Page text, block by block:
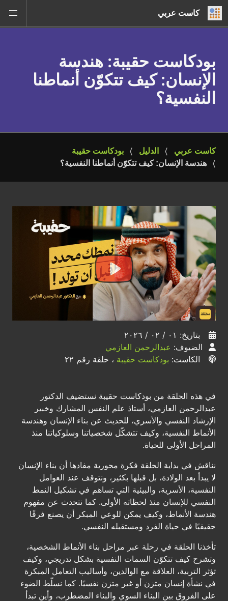
كاست عربي
بودكاست حقيبة: هندسة
الإنسان: كيف تتكوّن أنماطنا
النفسية؟
كاست عربي الدليل
بودكاست حقيبة
هندسة الإنسان: كيف تتكوّن أنماطنا النفسية؟
بتاريخ: ٠١ / ٠٢ / ٢٠٢٦
الضيوف: عبدالرحمن العازمي
الكاست: بودكاست حقيبة ، حلقة رقم ٢٢
في هذه الحلقة من بودكاست حقيبة نستضيف الدكتور
عبدالرحمن العازمي، أستاذ علم النفس المشارك وخبير
الإرشاد النفسي والأسري، للحديث عن بناء الإنسان وهندسة
الأنماط النفسية، وكيف تتشكّل شخصياتنا وسلوكياتنا منذ
المراحل الأولى للحياة.
نناقش في بداية الحلقة فكرة محورية مفادها أن بناء الإنسان
لا يبدأ بعد الولادة، بل قبلها بكثير، ونتوقف عند العوامل
النفسية، الأسرية، والبيئية التي تساهم في تشكيل النمط
النفسي للإنسان منذ لحظاته الأولى. كما نتحدث عن مفهوم
هندسة الأنماط، وكيف يمكن للوعي المبكر أن يصنع فرقًا
حقيقيًا في حياة الفرد ومستقبله النفسي.
تأخذنا الحلقة في رحلة عبر مراحل بناء الأنماط الشخصية،
وتشرح كيف تتكوّن السمات النفسية بشكل تدريجي، وكيف
تؤثر التربية، العلاقة مع الوالدين، وأساليب التعامل المبكرة
في نشأة إنسان متزن أو غير متزن نفسيًا. كما نسلّط الضوء
على الفروق بين البناء السوي والبناء المضطرب، وأين تبدأ